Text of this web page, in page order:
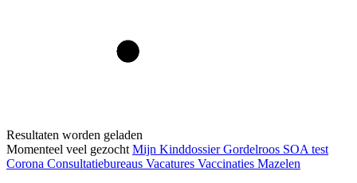
Resultaten worden geladen
Momenteel veel gezocht Mijn KinddossierGordelroos SOA test
Corona Consultatiebureaus Vacatures Vaccinaties Mazelen